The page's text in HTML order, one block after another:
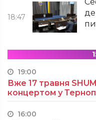
18:47
19:00
Вже 17 травня
концертом у
16:00